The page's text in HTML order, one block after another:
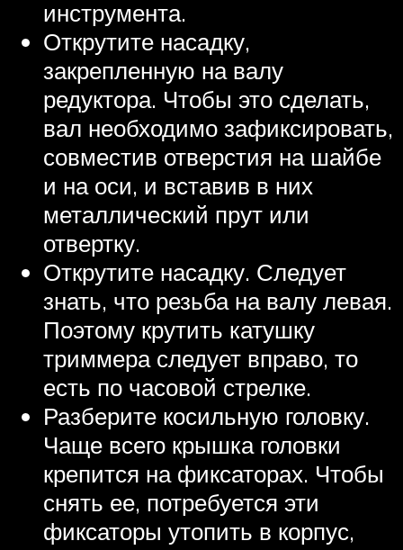
инструмента.
Открутите насадку,
закрепленную на валу
редуктора. Чтобы это сделать,
вал необходимо зафиксировать,
совместив отверстия на шайбе
и на оси, и вставив в них
металлический прут или
отвертку.
Открутите насадку. Следует
знать, что резьба на валу левая.
Поэтому крутить катушку
триммера следует вправо, то
есть по часовой стрелке.
Разберите косильную головку.
Чаще всего крышка головки
крепится на фиксаторах. Чтобы
снять ее, потребуется эти
фиксаторы утопить в корпус,